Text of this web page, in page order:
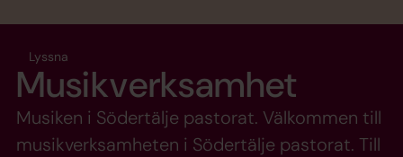
Lyssna
Musikverksamhet
Musiken i Södertälje pastorat. Välkommen till
musikverksamheten i Södertälje pastorat. Till